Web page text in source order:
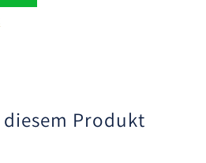
diesem Produkt